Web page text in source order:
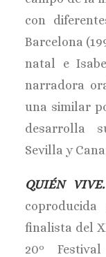
con
Barcelona
natal e
narradora
una similar
desarrolla
Sevilla y
QUIÉN
finalista del
20º